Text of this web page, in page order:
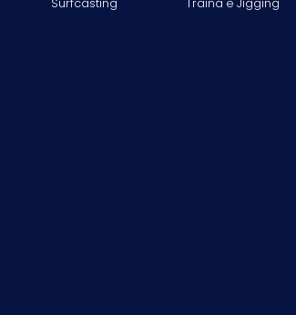
Surfcasting
Traina e Jigging